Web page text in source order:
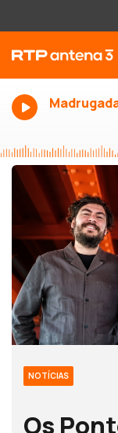
NOTÍCIAS
Os